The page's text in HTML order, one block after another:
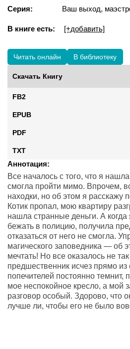
Серия: Ваш выход,
В книге есть: [+добавить]
Читать онлайн В библиотеку
Скачать Книгу
FB2
EPUB
PDF
TXT
Аннотация:
Все началось с того, что я
смогла пройти мимо. Впрочем,
находки, но об этом я расскажу
Котик пропал, мою квартиру
нашла странные деньги. А
бежать в полицию, получила
отказаться от него не смогла.
магического заповедника — об
мечтать! Но все оказалось не
предшественник исчез прямо из
попечителей постоянно темнит,
мое неспокойное кресло, а мой
разговор особый. Здорово, что
лучше ли, чтобы его не было